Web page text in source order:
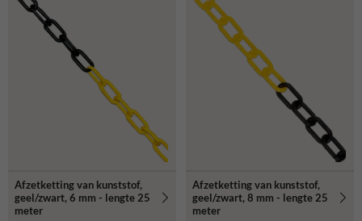
Afzetketting van kunststof,
geel/zwart, 6 mm - lengte 25
meter
Afzetketting van kunststof,
geel/zwart, 8 mm - lengte 25
meter